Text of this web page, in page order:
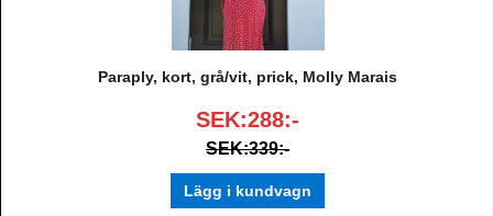
Paraply, kort, grå/vit, prick, Molly Marais
SEK:288:-
SEK:339:-
Lägg i kundvagn